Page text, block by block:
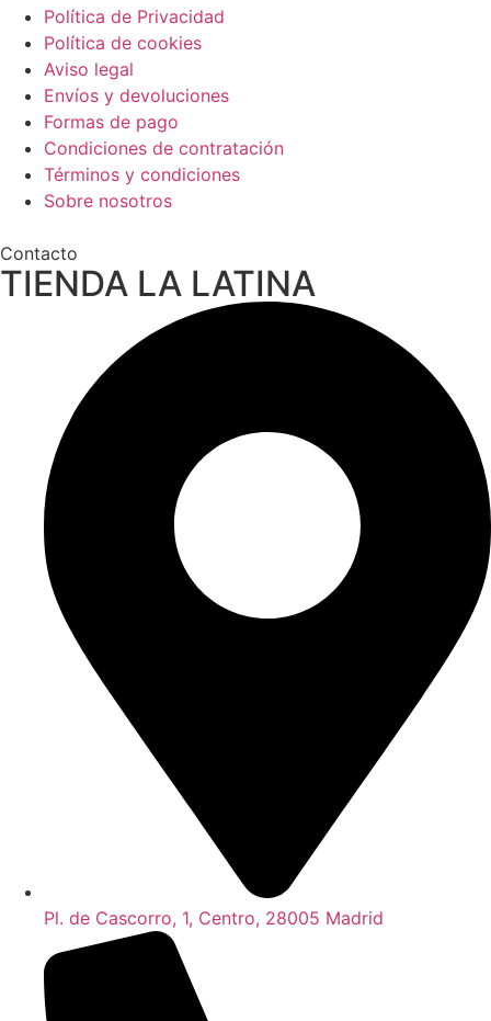
Política de Privacidad
Política de cookies
Aviso legal
Envíos y devoluciones
Formas de pago
Condiciones de contratación
Términos y condiciones
Sobre nosotros
Contacto
TIENDA LA LATINA
Pl. de Cascorro, 1, Centro, 28005 Madrid